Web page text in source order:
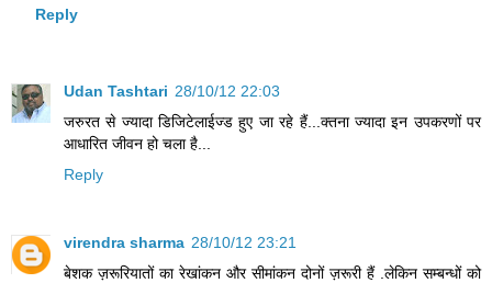
Reply
Udan Tashtari 28/10/12 22:03
जरुरत से ज्यादा डिजिटेलाईज्ड हुए जा रहे हैं...क्तना ज्यादा इन उपकरणों पर
आधारित जीवन हो चला है...
Reply
virendra sharma 28/10/12 23:21
बेशक ज़रूरियातों का रेखांकन और सीमांकन दोनों ज़रूरी हैं .लेकिन सम्बन्धों को